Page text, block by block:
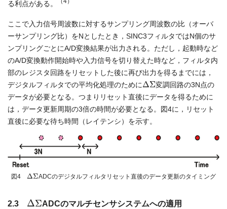
る利点がある。
ここで入力信号周波数に対するサンプリング周波数の比（オーバ
ーサンプリング比）をNとしたとき，SINC3フィルタではN個のサ
ンプリングごとにA/D変換結果が出力される。ただし，起動時など
のA/D変換動作開始時や入力信号を切り替えた時など，フィルタ内
部のレジスタ回路をリセットした後に再び出力を得るまでには，
デジタルフィルタでの平均化処理のために Δ Σ変調回路の3N点の
データが必要となる。つまりリセット直後にデータを得るために
は，データ更新周期の3倍の時間が必要となる。図4に，リセット
直後に必要な待ち時間（レイテンシ）を示す。
図4 Δ ΣADCのデジタルフィルタリセット直後のデータ更新のタイミング
2.3
Δ Σ
ADCのマルチセンサシステムへの適用